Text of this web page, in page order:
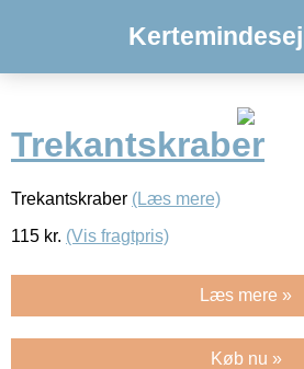
Trekantskraber
Trekantskraber (Læs mere)
115 kr. (Vis fragtpris)
Læs mere »
Køb nu »